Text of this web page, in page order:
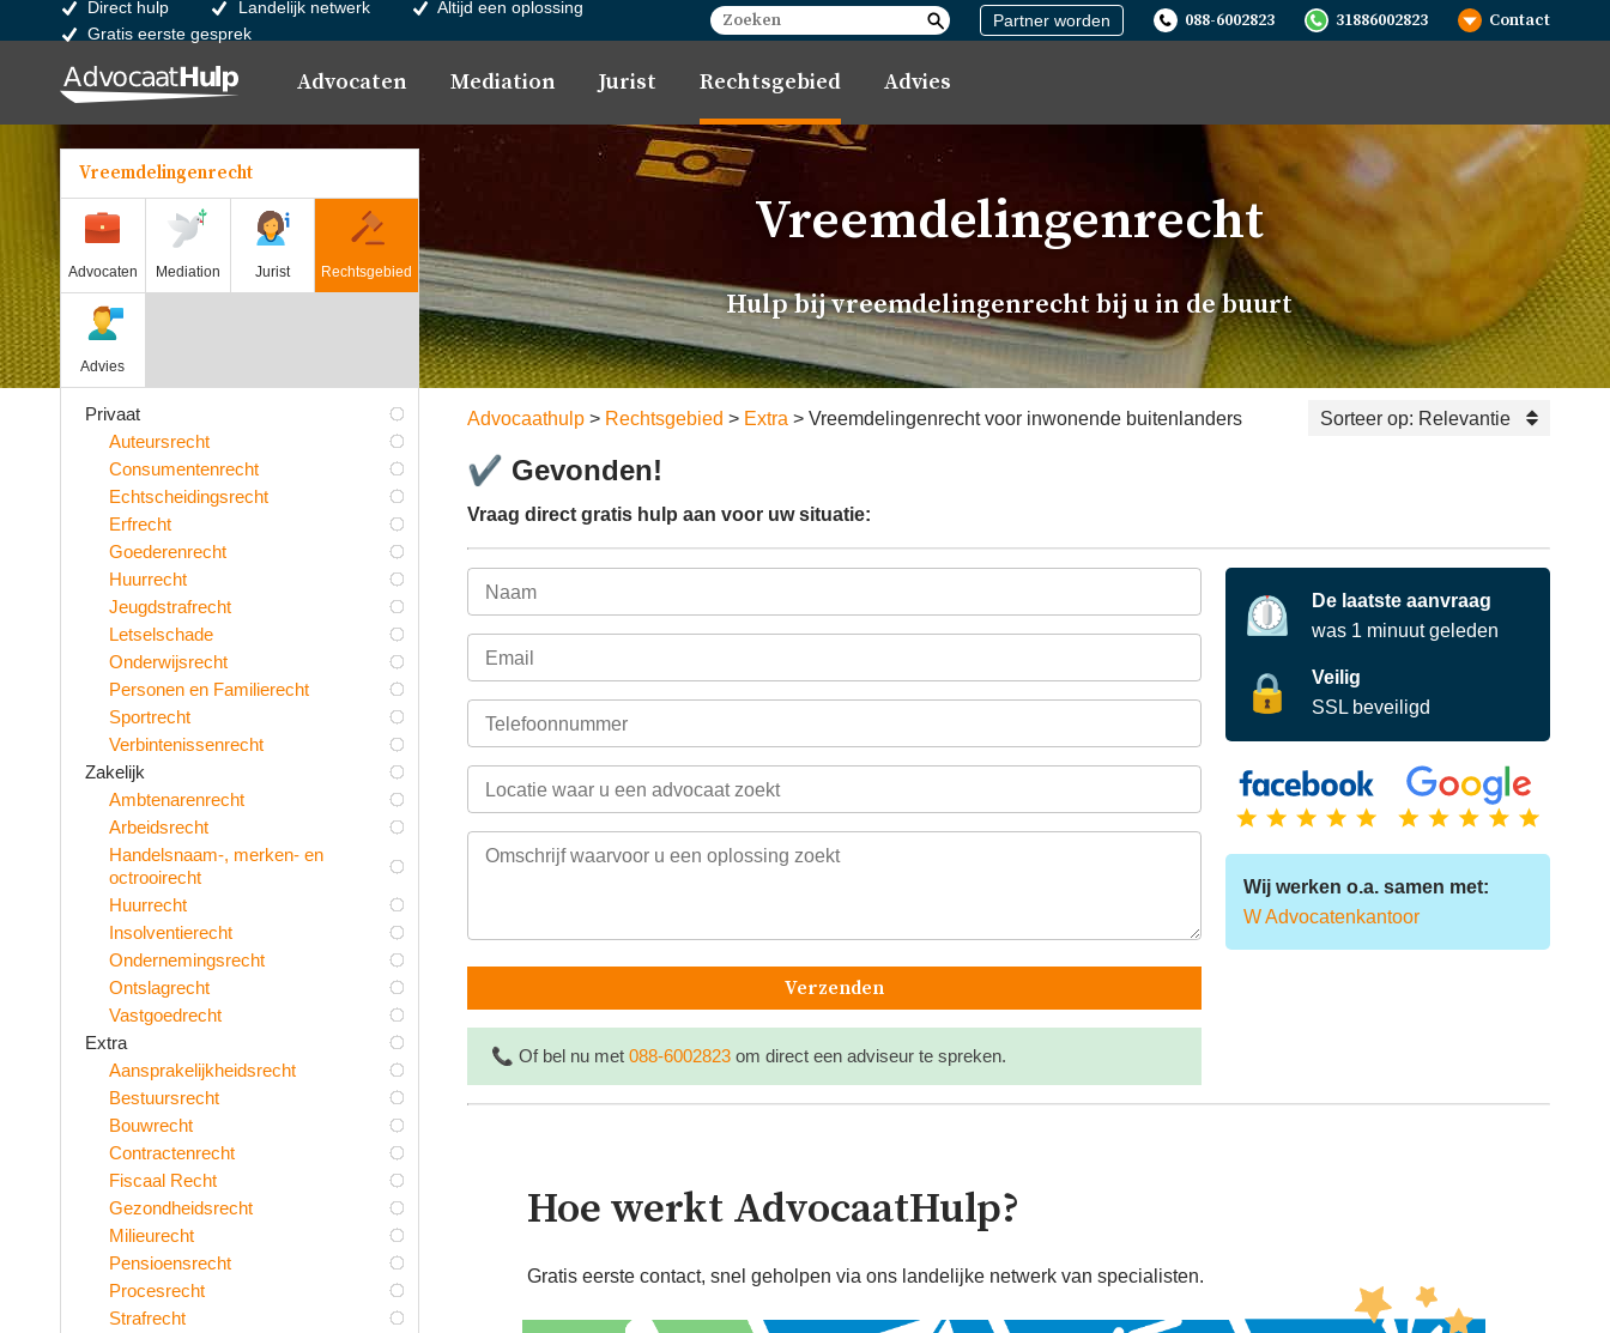
Direct hulp Landelijk netwerk
Altijd een oplossing
Gratis eerste gesprek
Partner worden 088-6002823 31886002823 Contact
Advocaten Mediation Jurist Rechtsgebied Advies
Vreemdelingen­recht
Hulp bij vreemdelingenrecht bij u in de buurt
Vreemdelingenrecht
Advocaten Mediation Jurist Rechtsgebied
Advies
Privaat
Auteursrecht
Consumentenrecht
Echtscheidingsrecht
Erfrecht
Goederenrecht
Huurrecht
Jeugdstrafrecht
Letselschade
Onderwijsrecht
Personen en Familierecht
Sportrecht
Verbintenissenrecht
Zakelijk
Ambtenarenrecht
Arbeidsrecht
Handelsnaam-, merken- en
octrooirecht
Huurrecht
Insolventierecht
Ondernemingsrecht
Ontslagrecht
Vastgoedrecht
Extra
Aansprakelijkheidsrecht
Bestuursrecht
Bouwrecht
Contractenrecht
Fiscaal Recht
Gezondheidsrecht
Milieurecht
Pensioensrecht
Procesrecht
Strafrecht
Advocaathulp Rechtsgebied Extra Vreemdelingenrecht voor inwonende buitenlanders Sorteer op: Relevantie
✔ Gevonden!
Vraag direct gratis hulp aan voor uw situatie:
Verzenden
📞 Of bel nu met 088-6002823 om direct een adviseur te spreken.
⏲️
De laatste aanvraag
was 1 minuutgeleden
🔒
Veilig
SSL beveiligd
Wij werken o.a. samen met:
W Advocatenkantoor
Hoe werkt AdvocaatHulp?
Gratis eerste contact, snel geholpen via ons landelijke netwerk van specialisten.